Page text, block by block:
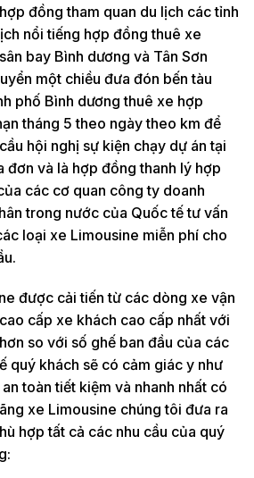
đồng tham quan du lịch các tỉnh
nổi tiếng hợp đồng thuê xe
bay Bình dương và Tân Sơn
một chiều đưa đón bến tàu
phố Bình dương thuê xe hợp
tháng 5 theo ngày theo km để
hội nghị sự kiện chạy dự án tại
đơn và là hợp đồng thanh lý hợp
các cơ quan công ty doanh
trong nước của Quốc tế tư vấn
loại xe Limousine miễn phí cho
được cải tiến từ các dòng xe vận
cấp xe khách cao cấp nhất với
so với số ghế ban đầu của các
quý khách sẽ có cảm giác y như
toàn tiết kiệm và nhanh nhất có
xe Limousine chúng tôi đưa ra
hợp tất cả các nhu cầu của quý